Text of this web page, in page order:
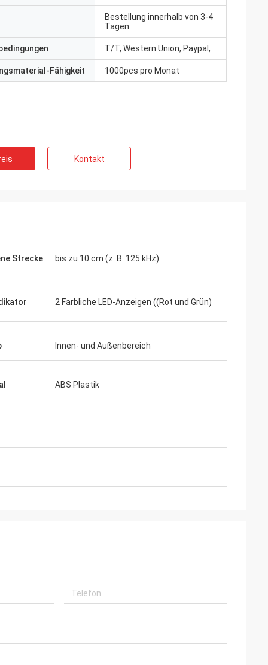
Bestellung innerhalb von 3-4
Tagen.
T/T, Western Union, Paypal,
Fähigkeit 1000pcs pro Monat
Kontakt
Strecke bis zu 10 cm (z. B. 125 kHz)
2 Farbliche LED-Anzeigen ((Rot und Grün)
Innen- und Außenbereich
ABS Plastik